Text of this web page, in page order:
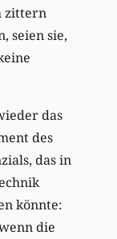
zittern
seien sie,
das
des
das in
könnte:
die